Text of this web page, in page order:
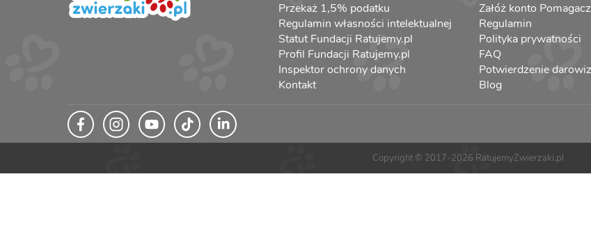
Przekaż 1,5% podatku
Regulamin własności intelektualnej
Statut Fundacji Ratujemy.pl
Profil Fundacji Ratujemy.pl
Inspektor ochrony danych
Kontakt
Załóż konto
Regulamin
Polityka prywatności
FAQ
Potwierdzenie
Blog
Copyright © 2017-2026 RatujemyZwierzaki.pl